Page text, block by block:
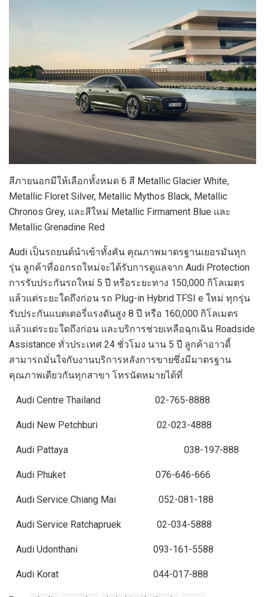
สีภายนอกมีให้เลือกทั้งหมด 6 สี Metallic Glacier White,
Metallic Floret Silver, Metallic Mythos Black, Metallic
Chronos Grey, และสีใหม่ Metallic Firmament Blue และ
Metallic Grenadine Red
Audi เป็นรถยนต์นำเข้าทั้งคัน คุณภาพมาตรฐานเยอรมันทุก
รุ่น ลูกค้าที่ออกรถใหม่จะได้รับการดูแลจาก Audi Protection
การรับประกันรถใหม่ 5 ปี หรือระยะทาง 150,000 กิโลเมตร
แล้วแต่ระยะใดถึงก่อน รถ Plug-in Hybrid TFSI e ใหม่ ทุกรุ่น
รับประกันแบตเตอรี่แรงดันสูง 8 ปี หรือ 160,000 กิโลเมตร
แล้วแต่ระยะใดถึงก่อน และบริการช่วยเหลือฉุกเฉิน Roadside
Assistance ทั่วประเทศ 24 ชั่วโมง นาน 5 ปี ลูกค้าอาวดี้
สามารถมั่นใจกับงานบริการหลังการขายซึ่งมีมาตรฐาน
คุณภาพเดียวกันทุกสาขา โทรนัดหมายได้ที่
Audi Centre Thailand 02-765-8888
Audi New Petchburi 02-023-4888
Audi Pattaya 038-197-888
Audi Phuket 076-646-666
Audi Service Chiang Mai 052-081-188
Audi Service Ratchapruek 02-034-5888
Audi Udonthani 093-161-5588
Audi Korat 044-017-888